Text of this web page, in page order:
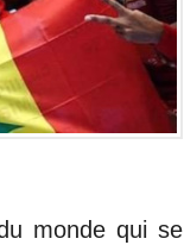
monde qui se